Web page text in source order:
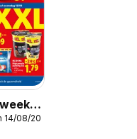
08/2026